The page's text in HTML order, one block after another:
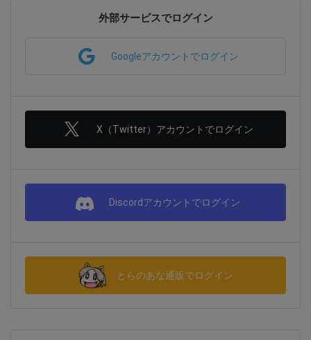
外部サービスでログイン
Googleアカウントでログイン
X（Twitter）アカウントでログイン
Discordアカウントでログイン
とらのあな通販でログイン